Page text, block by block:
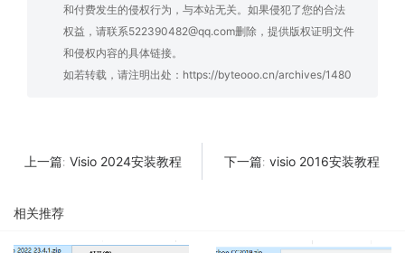
和付费发生的侵权行为，与本站无关。如果侵犯了您的合法
权益，请联系522390482@qq.com删除，提供版权证明文件
和侵权内容的具体链接。
如若转载，请注明出处： https://byteooo.cn/archives/1480
上一篇: Visio 2024安装教程 下一篇: visio 2016安装教程
相关推荐